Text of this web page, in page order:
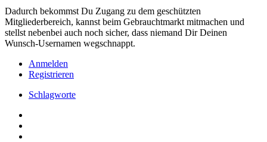
Dadurch bekommst Du Zugang zu dem geschützten
Mitgliederbereich, kannst beim Gebrauchtmarkt mitmachen und
stellst nebenbei auch noch sicher, dass niemand Dir Deinen
Wunsch-Usernamen wegschnappt.
Anmelden
Registrieren
Schlagworte